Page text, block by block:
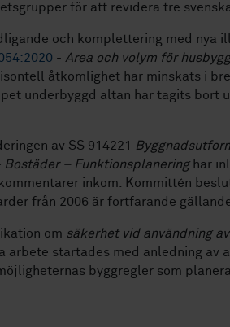
för att revidera tre
och komplettering med nya
- Area och volym för
åtkomlighet har minskats i
underbyggd altan har tagits bort
av SS 914221
Bostäder – Funktionsplanering har
inkom. Kommittén
från 2006 är fortfarande
om säkerhet vid användning
arbete startades med anledning
byggregler som